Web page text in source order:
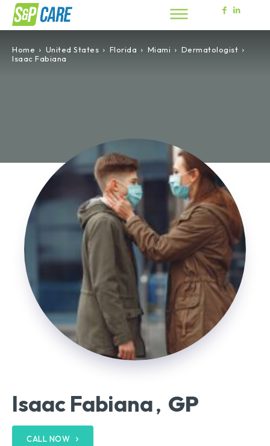
Home United States Florida Miami
Dermatologist
Isaac Fabiana
Isaac Fabiana, GP
CALL NOW